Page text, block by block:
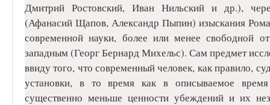
Дмитрий Ростовский, Иван Нильский и др.),
(Афанасий Щапов, Александр Пыпин) изыскания
современной науки, более или менее свободной
западным (Георг Бернард Михельс). Сам предмет
ввиду того, что современный человек, как правило,
установки, в то время как в описываемое
существенно меньше ценности убеждений и их